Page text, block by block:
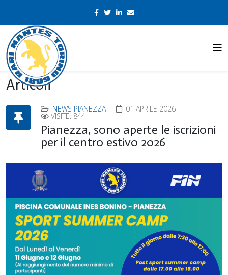
Articoli
NEWS PIANEZZA 01 APRILE 2026
VISITE: 844
Pianezza, sono aperte le iscrizioni
per il centro estivo 2026